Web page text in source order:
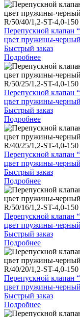
R/50/40/1,2-ST-4,0-150
Перепускной клапан
цвет пружины-
Быстрый заказ
Подробнее
R/50/25/1,2-ST-4,0-150
Перепускной клапан
цвет пружины-
Быстрый заказ
Подробнее
R/40/25/1,2-ST-4,0-150
Перепускной клапан
цвет пружины-
Быстрый заказ
Подробнее
R/50/16/1,2-ST-4,0-150
Перепускной клапан
цвет пружины-
Быстрый заказ
Подробнее
R/40/20/1,2-ST-4,0-150
Перепускной клапан
цвет пружины-
Быстрый заказ
Подробнее